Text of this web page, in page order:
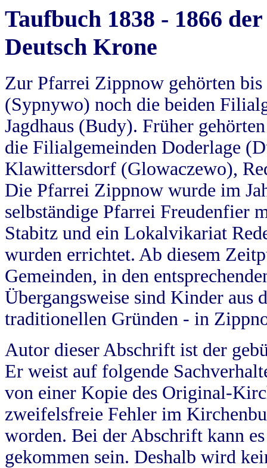
Taufbuch 1838 - 1866
Deutsch Krone
Zur Pfarrei Zippnow gehörten
(Sypnywo) noch die beiden
Jagdhaus (Budy). Früher
die Filialgemeinden Doderlage
Klawittersdorf (Glowaczewo),
Die Pfarrei Zippnow wurde im
selbständige Pfarrei Freudenfier
Stabitz und ein Lokalvikariat
wurden errichtet. Ab diesem
Gemeinden, in den
Übergangsweise sind Kinder aus
traditionellen Gründen - in
Autor dieser Abschrift ist der
Er weist auf folgende
von einer Kopie des Original-
zweifelsfreie Fehler im
worden. Bei der Abschrift kann
gekommen sein. Deshalb wird